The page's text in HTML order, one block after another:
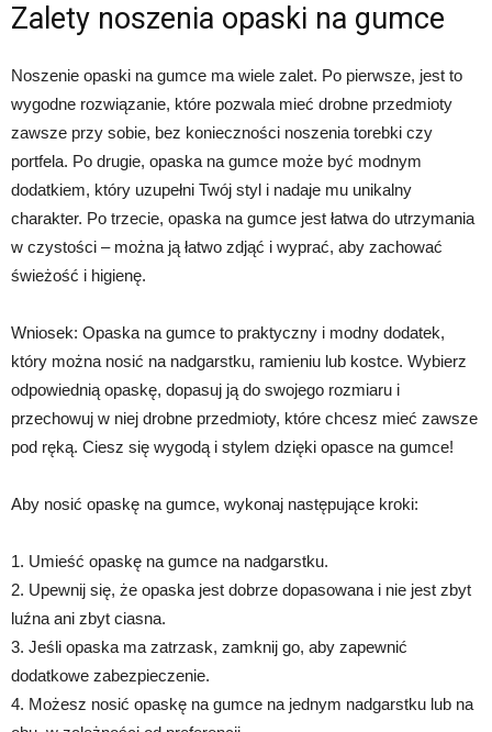
Zalety noszenia opaski na gumce
Noszenie opaski na gumce ma wiele zalet. Po pierwsze, jest to
wygodne rozwiązanie, które pozwala mieć drobne przedmioty
zawsze przy sobie, bez konieczności noszenia torebki czy
portfela. Po drugie, opaska na gumce może być modnym
dodatkiem, który uzupełni Twój styl i nadaje mu unikalny
charakter. Po trzecie, opaska na gumce jest łatwa do utrzymania
w czystości – można ją łatwo zdjąć i wyprać, aby zachować
świeżość i higienę.
Wniosek: Opaska na gumce to praktyczny i modny dodatek,
który można nosić na nadgarstku, ramieniu lub kostce. Wybierz
odpowiednią opaskę, dopasuj ją do swojego rozmiaru i
przechowuj w niej drobne przedmioty, które chcesz mieć zawsze
pod ręką. Ciesz się wygodą i stylem dzięki opasce na gumce!
Aby nosić opaskę na gumce, wykonaj następujące kroki:
1. Umieść opaskę na gumce na nadgarstku.
2. Upewnij się, że opaska jest dobrze dopasowana i nie jest zbyt
luźna ani zbyt ciasna.
3. Jeśli opaska ma zatrzask, zamknij go, aby zapewnić
dodatkowe zabezpieczenie.
4. Możesz nosić opaskę na gumce na jednym nadgarstku lub na